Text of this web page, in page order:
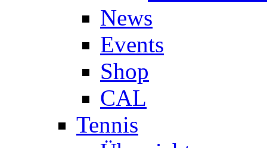
News
Events
Shop
CAL
Tennis